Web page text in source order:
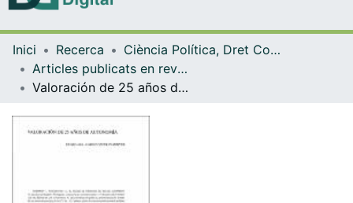
Navega per tot el DD
Com publicar
Inici Recerca
Ciència Política, Dret Constitucional i Filosofia del Dret
Articles publicats en revistes (Ciència Política, Dret Constitucional i Filosofia del Dret)
Valoración de 25 años de autonomía.